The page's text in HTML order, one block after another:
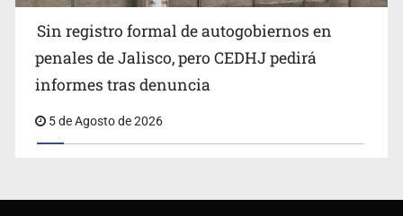
Sin registro formal de autogobiernos en
penales de Jalisco, pero CEDHJ pedirá
informes tras denuncia
5 de Agosto de 2026